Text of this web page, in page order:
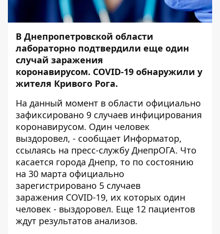
В Днепропетровской области
лабораторно подтвердили еще один
случай заражения
коронавирусом. COVID-19 обнаружили у
жителя Кривого Рога.
На данный момент в области официально
зафиксировано 9 случаев инфицирования
коронавирусом. Один человек
выздоровел, - сообщает Информатор,
ссылаясь на пресс-службу ДнепрОГА. Что
касается города Днепр, то по состоянию
на 30 марта официально
зарегистрировано 5 случаев
заражения COVID-19, их которых один
человек - выздоровел. Еще 12 пациентов
ждут результатов анализов.